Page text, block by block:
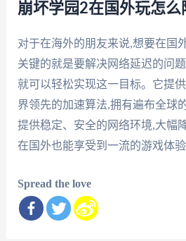
崩坏学园2在国外玩怎么
对于在海外的朋友来说,想要在国
关键的就是要解决网络延迟的问
就可以轻松实现这一目标。它提
界领先的加速算法,拥有遍布全球
提供稳定、安全的网络环境,大幅
在国外也能享受到一流的游戏体验
Spread the love